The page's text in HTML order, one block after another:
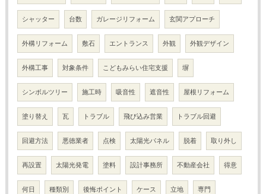
シャッター 台数 ガレージリフォーム 玄関アプローチ
外構リフォーム 敷石 エントランス 外観 外観デザイン
外構工事 対象条件 こどもみらい住宅支援 塀
シンボルツリー 施工時 吸音性 遮音性 屋根リフォーム
塗り替え 瓦 トラブル 飛び込み営業 トラブル回避
回避方法 悪徳業者 点検 太陽光パネル 脱着 取り外し
再設置 太陽光発電 塗料 設計事務所 不動産会社 得意
何日 種類別 後悔ポイント ケース 立地 専門